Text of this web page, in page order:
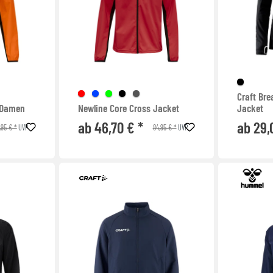
€ *UVP
Newline Core Cross Jacket
ab 46,70 € * 84,95 € *UVP
Craft
Jacket
ab